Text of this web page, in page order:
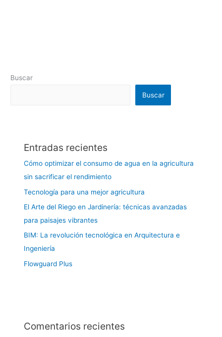
Buscar
Buscar
Entradas recientes
Cómo optimizar el consumo de agua en la agricultura
sin sacrificar el rendimiento
Tecnología para una mejor agricultura
El Arte del Riego en Jardinería: técnicas avanzadas
para paisajes vibrantes
BIM: La revolución tecnológica en Arquitectura e
Ingeniería
Flowguard Plus
Comentarios recientes